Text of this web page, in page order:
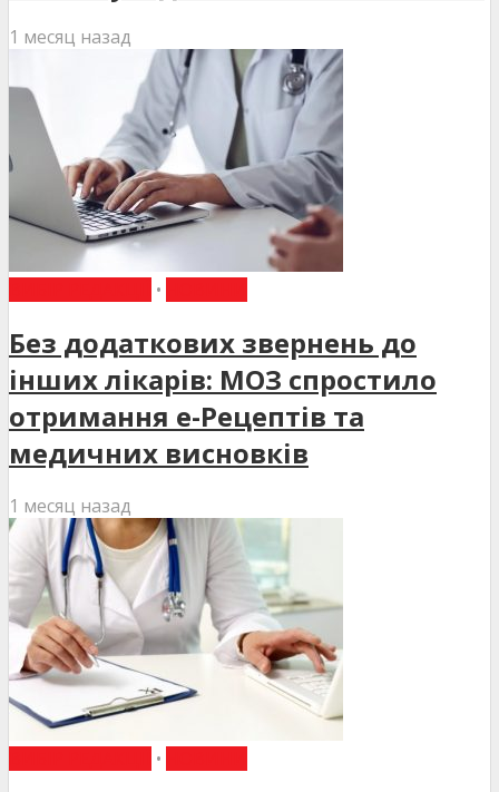
1 месяц назад
•
Без додаткових звернень до
інших лікарів: МОЗ спростило
отримання е-Рецептів та
медичних висновків
1 месяц назад
•